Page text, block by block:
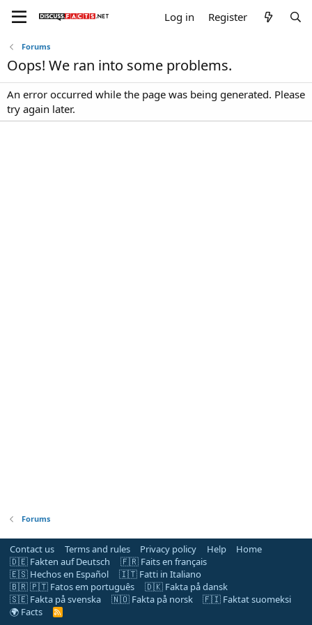
Log in Register
Forums
Oops! We ran into some problems.
An error occurred while the page was being generated. Please
try again later.
Forums
Contact us Terms and rules Privacy policy Help
Home
🇩🇪 Fakten auf Deutsch
🇫🇷 Faits en français
🇪🇸 Hechos en Español
🇮🇹 Fatti in Italiano
🇧🇷 🇵🇹 Fatos em português
🇩🇰 Fakta på dansk
🇸🇪 Fakta på svenska
🇳🇴 Fakta på norsk
🇫🇮 Faktat suomeksi
🌍 Facts
R